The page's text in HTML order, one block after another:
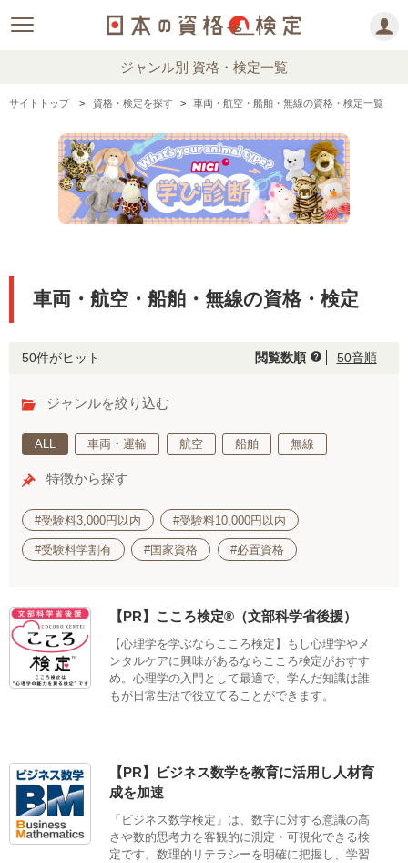
ジャンル別 資格・検定一覧
サイトトップ 資格・検定を探す 車両・航空・船舶・無線の資格・検定一覧
車両・航空・船舶・無線の資格・検定
50件がヒット 閲覧数順 help 50音順
ジャンルを絞り込む
ALL 車両・運輸 航空 船舶 無線
特徴から探す
#受験料3,000円以内 #受験料10,000円以内
#受験料学割有 #国家資格 #必置資格
【PR】こころ検定®（文部科学省後援）
【心理学を学ぶならこころ検定】もし心理学やメ
ンタルケアに興味があるならこころ検定がおすす
め。心理学の入門として最適で、学んだ知識は誰
もが日常生活で役立てることができます。
【PR】ビジネス数学を教育に活用し人材育
成を加速
「ビジネス数学検定」は、数字に対する意識の高
さや数的思考力を客観的に測定・可視化できる検
定です。数理的リテラシーを明確に把握し、学習